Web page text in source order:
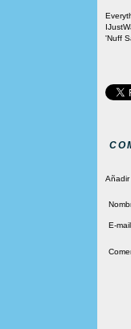
'Nuff
Añadir
E-